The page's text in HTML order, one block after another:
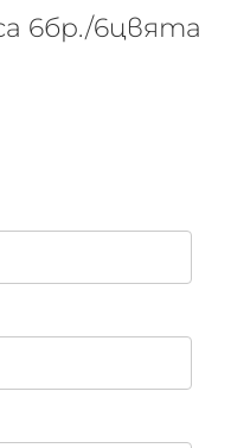
6бр./6цвята